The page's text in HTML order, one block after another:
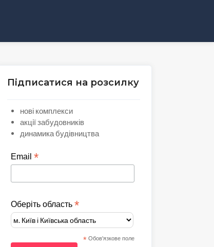
Підписатися на розсилку
нові комплекси
акції забудовників
динамика будівництва
Email*
Оберіть область*
* Обов'язкове поле